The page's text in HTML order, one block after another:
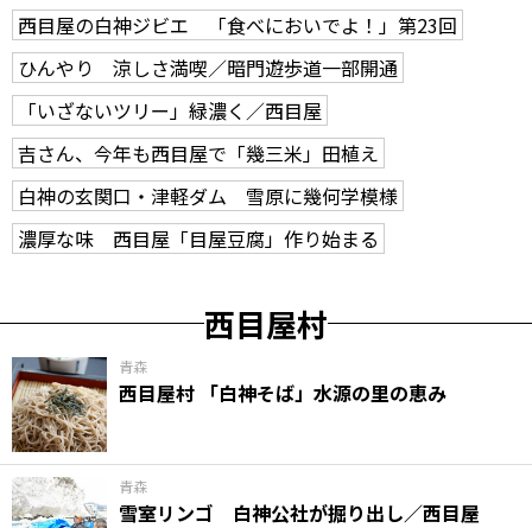
西目屋の白神ジビエ 「食べにおいでよ！」第23回
ひんやり 涼しさ満喫／暗門遊歩道一部開通
「いざないツリー」緑濃く／西目屋
吉さん、今年も西目屋で「幾三米」田植え
白神の玄関口・津軽ダム 雪原に幾何学模様
濃厚な味 西目屋「目屋豆腐」作り始まる
西目屋村
青森
西目屋村 「白神そば」水源の里の恵み
青森
雪室リンゴ 白神公社が掘り出し／西目屋